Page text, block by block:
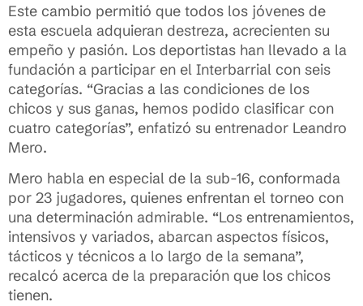
Este cambio permitió que todos los jóvenes de
esta escuela adquieran destreza, acrecienten su
empeño y pasión. Los deportistas han llevado a la
fundación a participar en el Interbarrial con seis
categorías. “Gracias a las condiciones de los
chicos y sus ganas, hemos podido clasificar con
cuatro categorías”, enfatizó su entrenador Leandro
Mero.
Mero habla en especial de la sub-16, conformada
por 23 jugadores, quienes enfrentan el torneo con
una determinación admirable. “Los entrenamientos,
intensivos y variados, abarcan aspectos físicos,
tácticos y técnicos a lo largo de la semana”,
recalcó acerca de la preparación que los chicos
tienen.